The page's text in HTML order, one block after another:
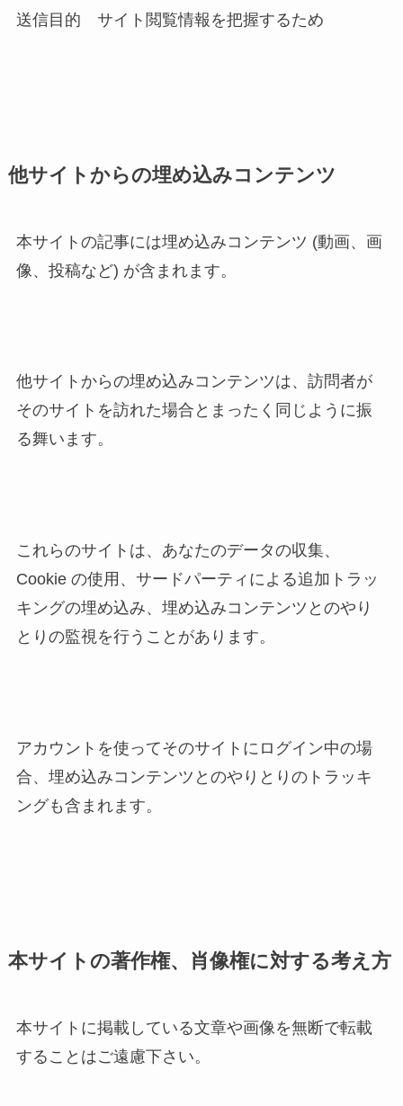
送信目的 サイト閲覧情報を把握するため
他サイトからの埋め込みコンテンツ
本サイトの記事には埋め込みコンテンツ (動画、画
像、投稿など) が含まれます。
他サイトからの埋め込みコンテンツは、訪問者が
そのサイトを訪れた場合とまったく同じように振
る舞います。
これらのサイトは、あなたのデータの収集、
Cookie の使用、サードパーティによる追加トラッ
キングの埋め込み、埋め込みコンテンツとのやり
とりの監視を行うことがあります。
アカウントを使ってそのサイトにログイン中の場
合、埋め込みコンテンツとのやりとりのトラッキ
ングも含まれます。
本サイトの著作権、肖像権に対する考え方
本サイトに掲載している文章や画像を無断で転載
することはご遠慮下さい。